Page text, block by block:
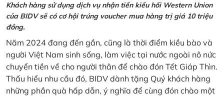
Khách hàng sử dụng dịch vụ nhận tiền kiều hối Western Union
của BIDV sẽ có cơ hội trúng voucher mua hàng trị giá 10 triệu
đồng.
Năm 2024 đang đến gần, cũng là thời điểm kiều bào và
người Việt Nam sinh sống, làm việc tại nước ngoài nô nức
chuyển tiền về cho người thân để chào đón Tết Giáp Thìn.
Thấu hiểu nhu cầu đó, BIDV dành tặng Quý khách hàng
những phần quà hấp dẫn, ý nghĩa để cùng đón chào một